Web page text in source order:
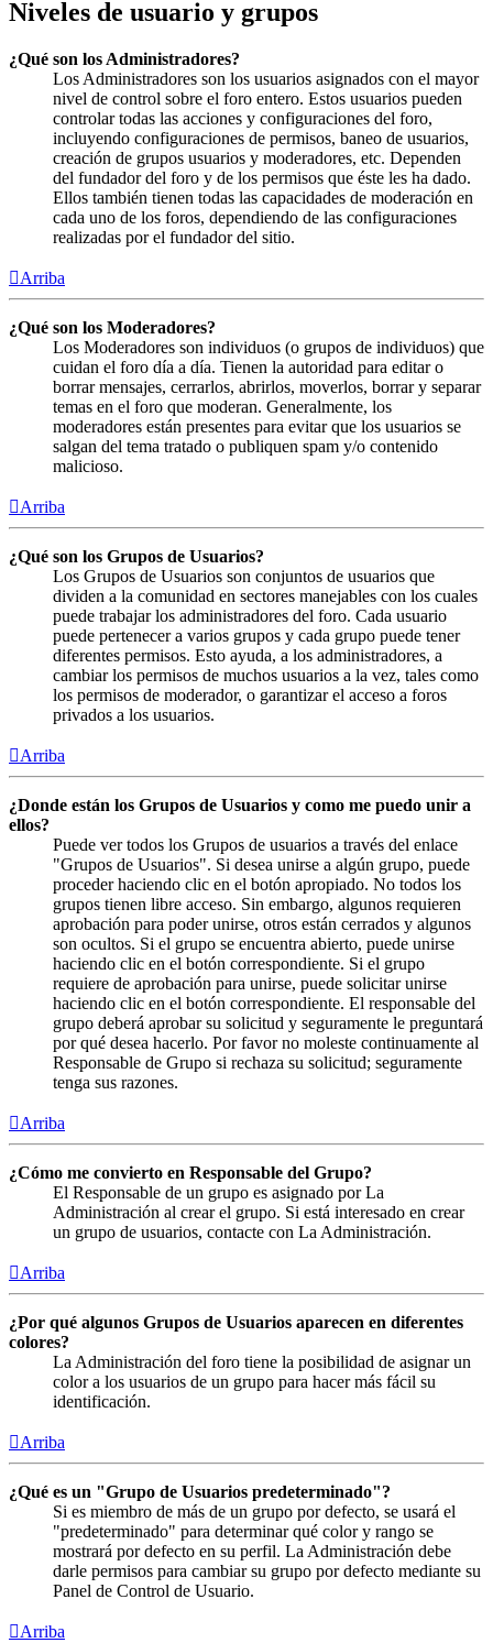
Niveles de usuario y grupos
¿Qué son los Administradores?
Los Administradores son los usuarios asignados con el mayor
nivel de control sobre el foro entero. Estos usuarios pueden
controlar todas las acciones y configuraciones del foro,
incluyendo configuraciones de permisos, baneo de usuarios,
creación de grupos usuarios y moderadores, etc. Dependen
del fundador del foro y de los permisos que éste les ha dado.
Ellos también tienen todas las capacidades de moderación en
cada uno de los foros, dependiendo de las configuraciones
realizadas por el fundador del sitio.
Arriba
¿Qué son los Moderadores?
Los Moderadores son individuos (o grupos de individuos) que
cuidan el foro día a día. Tienen la autoridad para editar o
borrar mensajes, cerrarlos, abrirlos, moverlos, borrar y separar
temas en el foro que moderan. Generalmente, los
moderadores están presentes para evitar que los usuarios se
salgan del tema tratado o publiquen spam y/o contenido
malicioso.
Arriba
¿Qué son los Grupos de Usuarios?
Los Grupos de Usuarios son conjuntos de usuarios que
dividen a la comunidad en sectores manejables con los cuales
puede trabajar los administradores del foro. Cada usuario
puede pertenecer a varios grupos y cada grupo puede tener
diferentes permisos. Esto ayuda, a los administradores, a
cambiar los permisos de muchos usuarios a la vez, tales como
los permisos de moderador, o garantizar el acceso a foros
privados a los usuarios.
Arriba
¿Donde están los Grupos de Usuarios y como me puedo unir a
ellos?
Puede ver todos los Grupos de usuarios a través del enlace
"Grupos de Usuarios". Si desea unirse a algún grupo, puede
proceder haciendo clic en el botón apropiado. No todos los
grupos tienen libre acceso. Sin embargo, algunos requieren
aprobación para poder unirse, otros están cerrados y algunos
son ocultos. Si el grupo se encuentra abierto, puede unirse
haciendo clic en el botón correspondiente. Si el grupo
requiere de aprobación para unirse, puede solicitar unirse
haciendo clic en el botón correspondiente. El responsable del
grupo deberá aprobar su solicitud y seguramente le preguntará
por qué desea hacerlo. Por favor no moleste continuamente al
Responsable de Grupo si rechaza su solicitud; seguramente
tenga sus razones.
Arriba
¿Cómo me convierto en Responsable del Grupo?
El Responsable de un grupo es asignado por La
Administración al crear el grupo. Si está interesado en crear
un grupo de usuarios, contacte con La Administración.
Arriba
¿Por qué algunos Grupos de Usuarios aparecen en diferentes
colores?
La Administración del foro tiene la posibilidad de asignar un
color a los usuarios de un grupo para hacer más fácil su
identificación.
Arriba
¿Qué es un "Grupo de Usuarios predeterminado"?
Si es miembro de más de un grupo por defecto, se usará el
"predeterminado" para determinar qué color y rango se
mostrará por defecto en su perfil. La Administración debe
darle permisos para cambiar su grupo por defecto mediante su
Panel de Control de Usuario.
Arriba